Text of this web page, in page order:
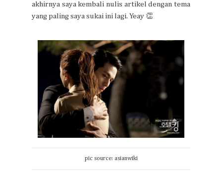
akhirnya saya kembali nulis artikel dengan tema
yang paling saya sukai ini lagi. Yeay 👏
pic source: asianwiki